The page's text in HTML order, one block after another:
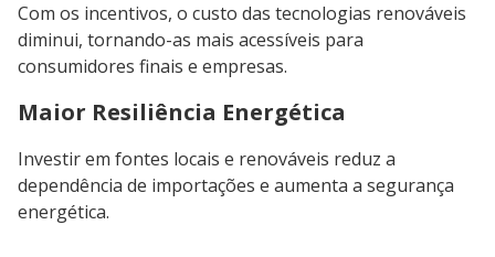
Com os incentivos, o custo das tecnologias renováveis
diminui, tornando-as mais acessíveis para
consumidores finais e empresas.
Maior Resiliência Energética
Investir em fontes locais e renováveis reduz a
dependência de importações e aumenta a segurança
energética.